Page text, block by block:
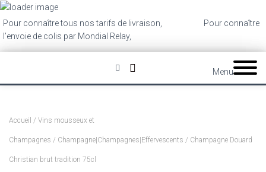
Pour connaître tous nos tarifs de livraison,
Pour connaître
l’envoie de colis par Mondial Relay,
Menu
Accueil / Vins mousseux et
Champagnes / Champagne|Champagnes|Effervescents / Champagne Douard
Christian brut tradition 75cl